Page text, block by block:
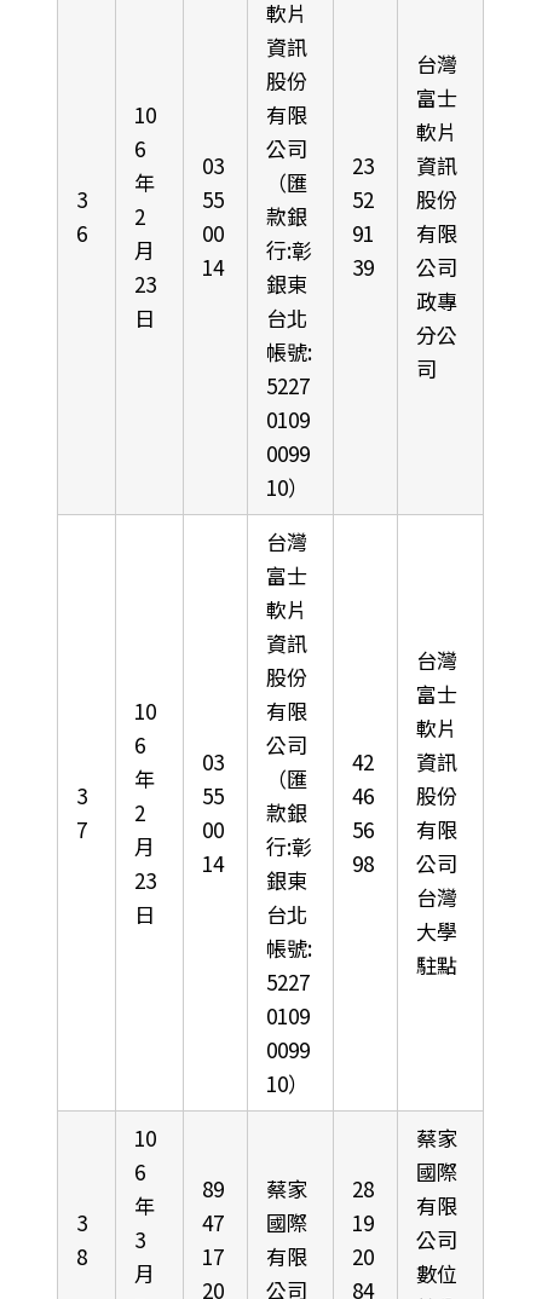
3
6
10
6
年
2
月
23
日
03
55
00
14
軟片
資訊
股份
有限
公司
（匯
款銀
行:彰
銀東
台北
帳號:
5227
0109
0099
10）
23
52
91
39
台灣
富士
軟片
資訊
股份
有限
公司
政專
分公
司
3
7
10
6
年
2
月
23
日
03
55
00
14
台灣
富士
軟片
資訊
股份
有限
公司
（匯
款銀
行:彰
銀東
台北
帳號:
5227
0109
0099
10）
42
46
56
98
台灣
富士
軟片
資訊
股份
有限
公司
台灣
大學
駐點
3
8
10
6
年
3
月
89
47
17
20
蔡家
國際
有限
公司
28
19
20
84
蔡家
國際
有限
公司
數位